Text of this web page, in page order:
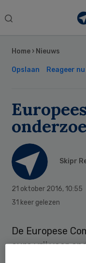
Search
Home › Nieuws
Opslaan Reageer nu
Skipr
21 oktober 2016, 10:55
31 keer gelezen
De Europese
euro vrij voor
Sidebar